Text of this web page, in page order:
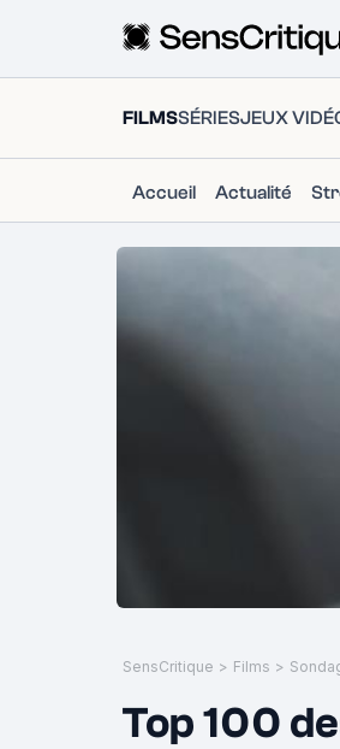
FILMSSÉRIESJEUX
Accueil Actualité
SensCritique > Films >
Top 100